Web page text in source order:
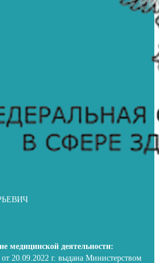
медицинской деятельности:
20.09.2022 г. выдана Министерством